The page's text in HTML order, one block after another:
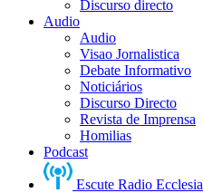
Discurso directo
Audio
Audio
Visao Jornalistica
Debate Informativo
Noticiários
Discurso Directo
Revista de Imprensa
Homilias
Podcast
Escute Radio Ecclesia